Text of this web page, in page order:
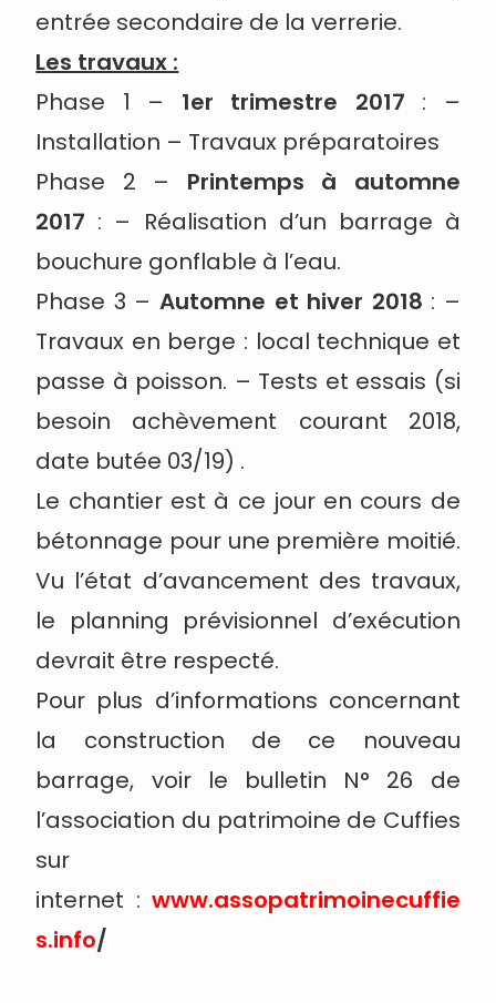
entrée secondaire de la verrerie.
Les travaux :
Phase 1 – 1er trimestre 2017 : –
Installation – Travaux préparatoires
Phase 2 – Printemps à automne
2017 : – Réalisation d’un barrage à
bouchure gonflable à l’eau.
Phase 3 – Automne et hiver 2018 : –
Travaux en berge : local technique et
passe à poisson. – Tests et essais (si
besoin achèvement courant 2018,
date butée 03/19) .
Le chantier est à ce jour en cours de
bétonnage pour une première moitié.
Vu l’état d’avancement des travaux,
le planning prévisionnel d’exécution
devrait être respecté.
Pour plus d’informations concernant
la construction de ce nouveau
barrage, voir le bulletin N° 26 de
l’association du patrimoine de Cuffies
sur
internet : www.assopatrimoinecuffie
s.info/